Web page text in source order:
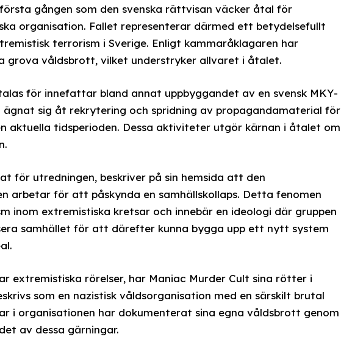
gången som den svenska rättvisan väcker åtal för
organisation. Fallet representerar därmed ett betydelsefullt
terrorism i Sverige. Enligt kammaråklagaren har
grova våldsbrott, vilket understryker allvaret i åtalet.
för innefattar bland annat uppbyggandet av en svensk MKY-
ägnat sig åt rekrytering och spridning av propagandamaterial för
aktuella tidsperioden. Dessa aktiviteter utgör kärnan i åtalet om
för utredningen, beskriver på sin hemsida att den
arbetar för att påskynda en samhällskollaps. Detta fenomen
inom extremistiska kretsar och innebär en ideologi där gruppen
samhället för att därefter kunna bygga upp ett nytt system
extremistiska rörelser, har Maniac Murder Cult sina rötter i
som en nazistisk våldsorganisation med en särskilt brutal
i organisationen har dokumenterat sina egna våldsbrott genom
av dessa gärningar.